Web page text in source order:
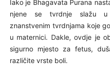
Iako je Bhagavata Purana
njene se tvrdnje slažu u
znanstvenim tvrdnjama koje
u maternici. Dakle, ovdje je
sigurno mjesto za fetus,
različite vrste boli.